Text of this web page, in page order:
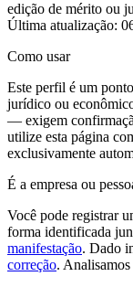
edição de mérito ou
Última atualização:
Como usar
Este perfil é um
jurídico ou
— exigem
utilize esta página
exclusivamente
É a empresa ou
Você pode registrar
forma identificada
manifestação. Dado
correção.